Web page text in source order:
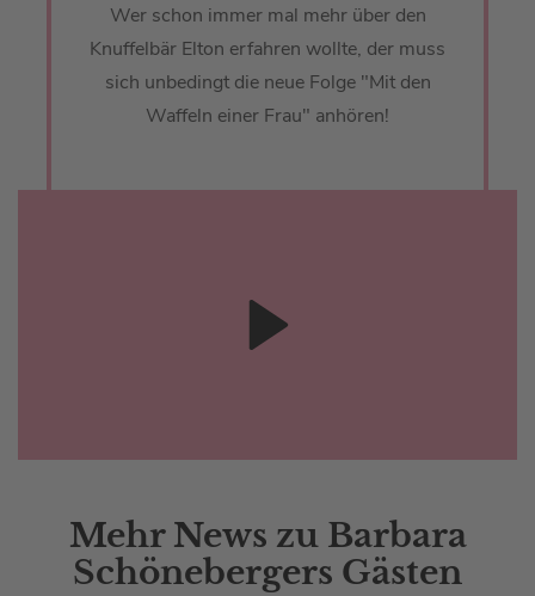
Wer schon immer mal mehr über den
Knuffelbär Elton erfahren wollte, der muss
sich unbedingt die neue Folge "Mit den
Waffeln einer Frau" anhören!
Mehr News zu Barbara
Schönebergers Gästen